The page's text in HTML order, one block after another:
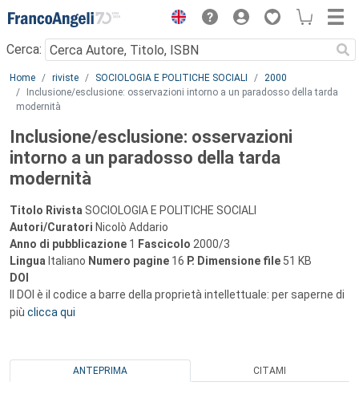
Menu
Cerca:
Main content
Home riviste SOCIOLOGIA E POLITICHE SOCIALI
2000
Inclusione/esclusione: osservazioni intorno a un paradosso della tarda
modernità
Inclusione/esclusione: osservazioni
intorno a un paradosso della tarda
modernità
Titolo Rivista SOCIOLOGIA E POLITICHE SOCIALI
Autori/Curatori Nicolò Addario
Anno di pubblicazione 1 Fascicolo 2000/3
Lingua Italiano Numero pagine 16 P. Dimensione file 51 KB
DOI
Il DOI è il codice a barre della proprietà intellettuale: per saperne di
più clicca qui
ANTEPRIMA CITAMI